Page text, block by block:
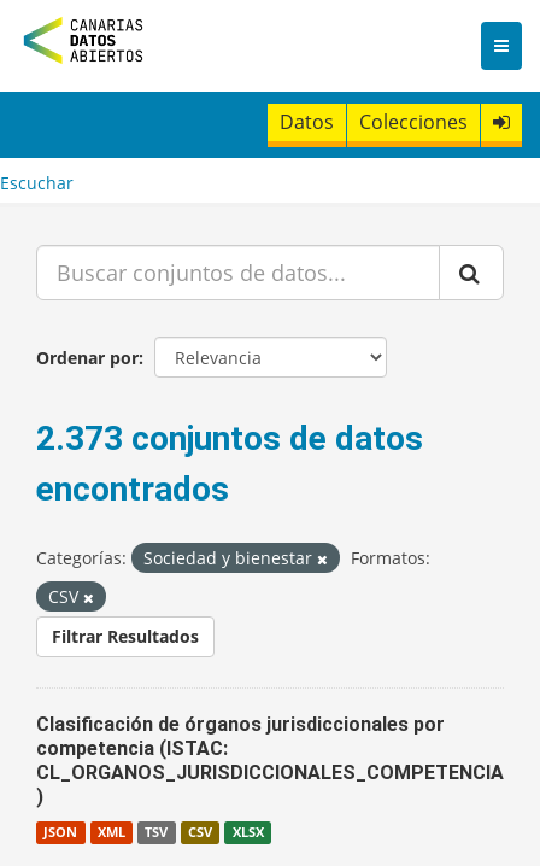
n
t
Datos Colecciones
Escuchar
Ordenar por
2.373 conjuntos de datos
encontrados
Categorías: Sociedad y bienestar
Formatos:
CSV
Filtrar Resultados
Clasificación de órganos jurisdiccionales por
competencia (ISTAC:
CL_ORGANOS_JURISDICCIONALES_COMPETENCIA
)
JSON XML TSV CSV XLSX